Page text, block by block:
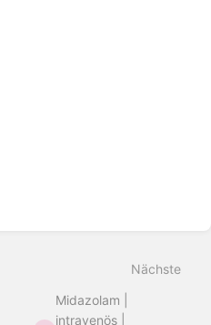
Nächste
Midazolam |
intravenös |